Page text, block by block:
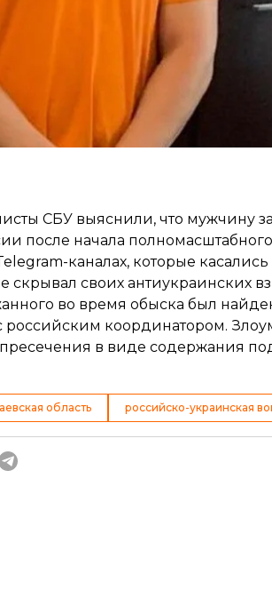
СБУ выяснили, что мужчину
после начала
каналах, которые
скрывал своих антиукраинских
во время обыска был
российским координатором.
в виде содержания
область российско-украинская